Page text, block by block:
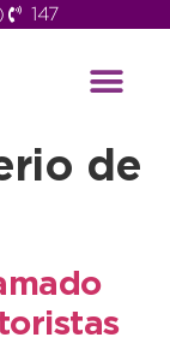
147
de